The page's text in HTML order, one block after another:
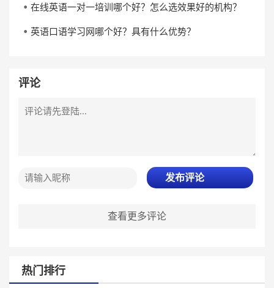
在线英语一对一培训哪个好？怎么选效果好的机构？
英语口语学习网哪个好？具有什么优势？
评论
发布评论
查看更多评论
热门排行